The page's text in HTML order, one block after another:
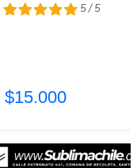
5 / 5
$15.000